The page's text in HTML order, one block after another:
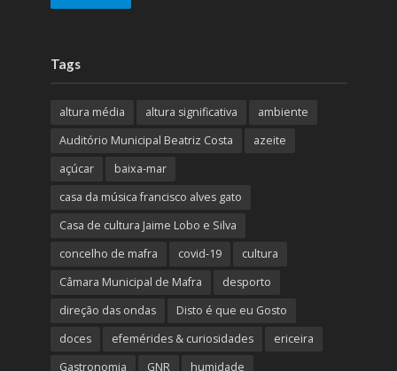
Tags
altura média altura significativa
ambiente
Auditório Municipal Beatriz Costa
azeite
açúcar
baixa-mar
casa da música francisco alves gato
Casa de cultura Jaime Lobo e Silva
concelho de mafra
covid-19
cultura
Câmara Municipal de Mafra
desporto
direção das ondas
Disto é que eu Gosto
doces
efemérides & curiosidades
ericeira
Gastronomia
GNR humidade